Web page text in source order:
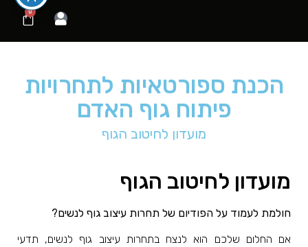
0
הכנת ספורטאיות לתחרויות
פיתוח גוף האדם
מועדון לחיטוב הגוף
מועדון לחיטוב הגוף
חולמת לעמוד על הפודיום של תחרות עיצוב גוף לנשים?
אם החלום שלכם הוא לנצח בתחרות עיצוב גוף לנשים, תדעי